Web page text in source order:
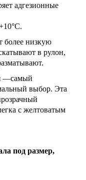
адгезионные
более низкую
в рулон,
—самый
выбор. Эта
с желтоватым
под размер,